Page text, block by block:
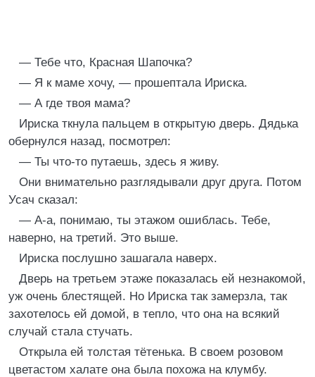
— Тебе что, Красная Шапочка?
— Я к маме хочу, — прошептала Ириска.
— А где твоя мама?
Ириска ткнула пальцем в открытую дверь. Дядька
обернулся назад, посмотрел:
— Ты что-то путаешь, здесь я живу.
Они внимательно разглядывали друг друга. Потом
Усач сказал:
— А-а, понимаю, ты этажом ошиблась. Тебе,
наверно, на третий. Это выше.
Ириска послушно зашагала наверх.
Дверь на третьем этаже показалась ей незнакомой,
уж очень блестящей. Но Ириска так замерзла, так
захотелось ей домой, в тепло, что она на всякий
случай стала стучать.
Открыла ей толстая тётенька. В своем розовом
цветастом халате она была похожа на клумбу.